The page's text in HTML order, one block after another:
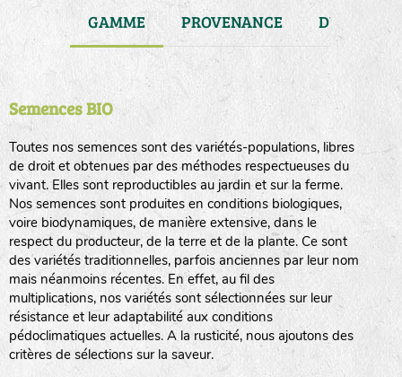
GAMME PROVENANCE DURÉE DE
Semences BIO
Toutes nos semences sont des variétés-populations, libres
de droit et obtenues par des méthodes respectueuses du
vivant. Elles sont reproductibles au jardin et sur la ferme.
Nos semences sont produites en conditions biologiques,
voire biodynamiques, de manière extensive, dans le
respect du producteur, de la terre et de la plante. Ce sont
des variétés traditionnelles, parfois anciennes par leur nom
mais néanmoins récentes. En effet, au fil des
multiplications, nos variétés sont sélectionnées sur leur
résistance et leur adaptabilité aux conditions
pédoclimatiques actuelles. A la rusticité, nous ajoutons des
critères de sélections sur la saveur.
haies
zone sauvage